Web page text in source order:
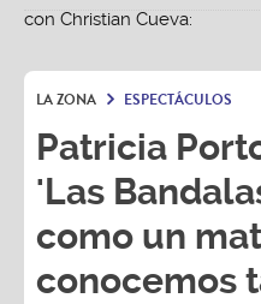
LA ZONA ESPECTÁCULOS
Patricia
'Las
como un
conocemos